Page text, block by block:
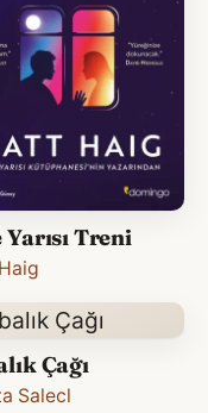
Yarısı Treni
Çağı
Salecl